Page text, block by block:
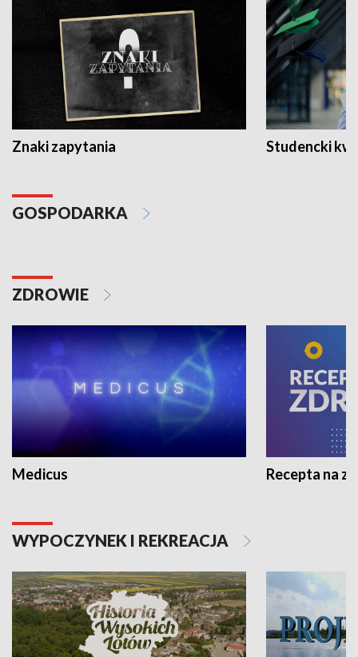
Znaki zapytania Studencki
GOSPODARKA
ZDROWIE
Medicus Recepta na
WYPOCZYNEK I REKREACJA